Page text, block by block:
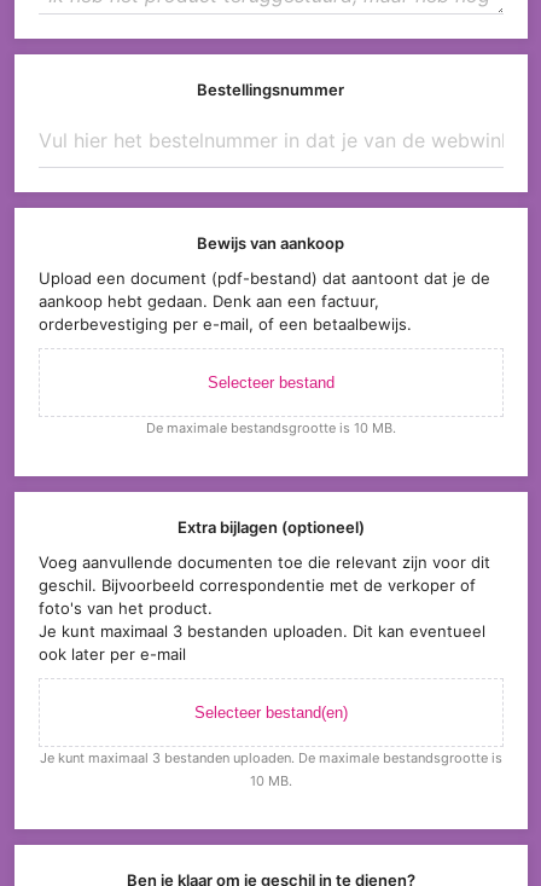
Bestellingsnummer
Bewijs van aankoop
Upload een document (pdf-bestand) dat aantoont dat je de
aankoop hebt gedaan. Denk aan een factuur,
orderbevestiging per e-mail, of een betaalbewijs.
Selecteer bestand
De maximale bestandsgrootte is 10 MB.
Extra bijlagen (optioneel)
Voeg aanvullende documenten toe die relevant zijn voor dit
geschil. Bijvoorbeeld correspondentie met de verkoper of
foto's van het product.
Je kunt maximaal 3 bestanden uploaden. Dit kan eventueel
ook later per e-mail
Selecteer bestand(en)
Je kunt maximaal 3 bestanden uploaden. De maximale bestandsgrootte is
10 MB.
Ben je klaar om je geschil in te dienen?